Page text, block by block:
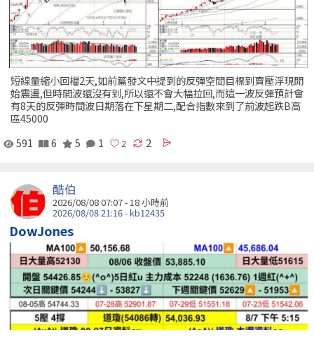
短線量縮小回檔2天,如前篇發文中提到的反彈空間目標到賣壓浮現開
始震盪,但時間波還沒有到,所以還不會大幅拉回,而這一波反彈預計會
有8天的反彈時間波日期落在下星期二,配合指數來到了前波起跌B高
區45000
591
6 5 1 2
酷伯
2026/08/08 07:07 -18 小時前
2026/08/08 21:16 - kb12435
DowJones